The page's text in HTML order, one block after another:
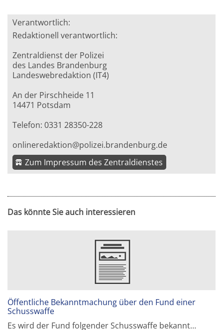
Verantwortlich:
Redaktionell verantwortlich:
Zentraldienst der Polizei
des Landes Brandenburg
Landeswebredaktion (IT4)
An der Pirschheide 11
14471 Potsdam
Telefon: 0331 28350-228
onlineredaktion@polizei.brandenburg.de
Zum Impressum des Zentraldienstes
Das könnte Sie auch interessieren
Öffentliche Bekanntmachung über den Fund einer
Schusswaffe
Es wird der Fund folgender Schusswaffe bekannt…